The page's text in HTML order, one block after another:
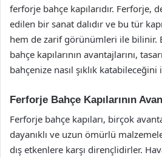
ferforje bahçe kapılarıdır. Ferforje,
edilen bir sanat dalıdır ve bu tür
hem de zarif görünümleri ile bilinir.
bahçe kapılarının avantajlarını,
bahçenize nasıl şıklık katabileceğini
Ferforje Bahçe Kapılarının
Ferforje bahçe kapıları, birçok
dayanıklı ve uzun ömürlü
dış etkenlere karşı dirençlidirler.